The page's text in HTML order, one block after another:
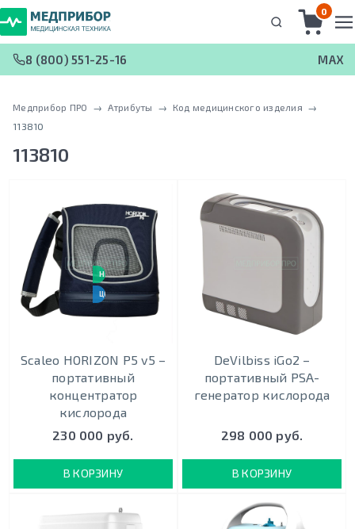
0
8 (800) 551-25-16 MAX
Медприбор ПРО → Атрибуты → Код медицинского изделия →
113810
113810
НОВИНКА
ЦЕНА-КАЧЕСТВО
Scaleo HORIZON P5 v5 –
портативный
концентратор
кислорода
230 000 руб.
В КОРЗИНУ
DeVilbiss iGo2 –
портативный PSA-
генератор кислорода
298 000 руб.
В КОРЗИНУ